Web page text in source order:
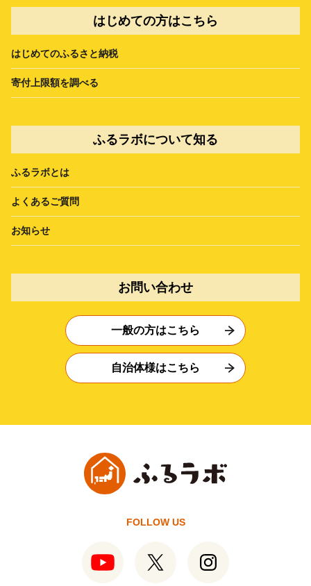
はじめての方はこちら
はじめてのふるさと納税
寄付上限額を調べる
ふるラボについて知る
ふるラボとは
よくあるご質問
お知らせ
お問い合わせ
一般の方はこちら
自治体様はこちら
FOLLOW US